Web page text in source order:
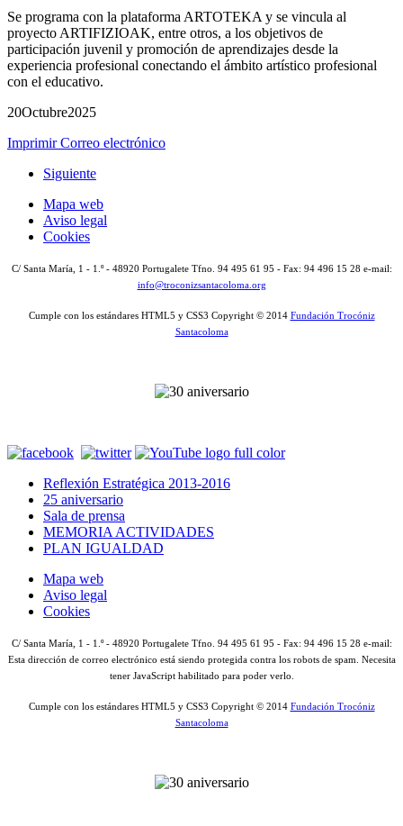
Se programa con la plataforma ARTOTEKA y se vincula al
proyecto ARTIFIZIOAK, entre otros, a los objetivos de
participación juvenil y promoción de aprendizajes desde la
experiencia profesional conectando el ámbito artístico profesional
con el educativo.
20Octubre2025
ImprimirCorreo electrónico
Siguiente
Mapa web
Aviso legal
Cookies
C/ Santa María, 1 - 1.º - 48920 Portugalete Tfno. 94 495 61 95 - Fax: 94 496 15 28 e-mail:
info@troconizsantacoloma.org
Cumple con los estándares HTML5 y CSS3 Copyright © 2014 Fundación Trocóniz
Santacoloma
Reflexión Estratégica 2013-2016
25 aniversario
Sala de prensa
MEMORIA ACTIVIDADES
PLAN IGUALDAD
Mapa web
Aviso legal
Cookies
C/ Santa María, 1 - 1.º - 48920 Portugalete Tfno. 94 495 61 95 - Fax: 94 496 15 28 e-mail:
Esta dirección de correo electrónico está siendo protegida contra los robots de spam. Necesita
tener JavaScript habilitado para poder verlo.
Cumple con los estándares HTML5 y CSS3 Copyright © 2014 Fundación Trocóniz
Santacoloma